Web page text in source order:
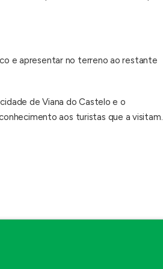
e apresentar no terreno ao restante
de Viana do Castelo e o
aos turistas que a visitam.